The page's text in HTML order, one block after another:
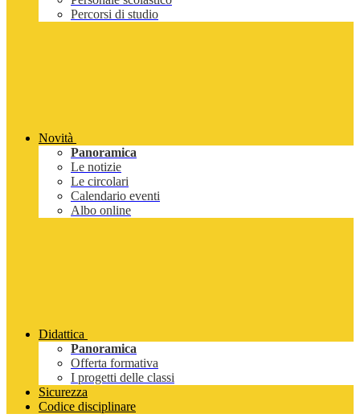
Percorsi di studio
Novità
Panoramica
Le notizie
Le circolari
Calendario eventi
Albo online
Didattica
Panoramica
Offerta formativa
I progetti delle classi
Sicurezza
Codice disciplinare